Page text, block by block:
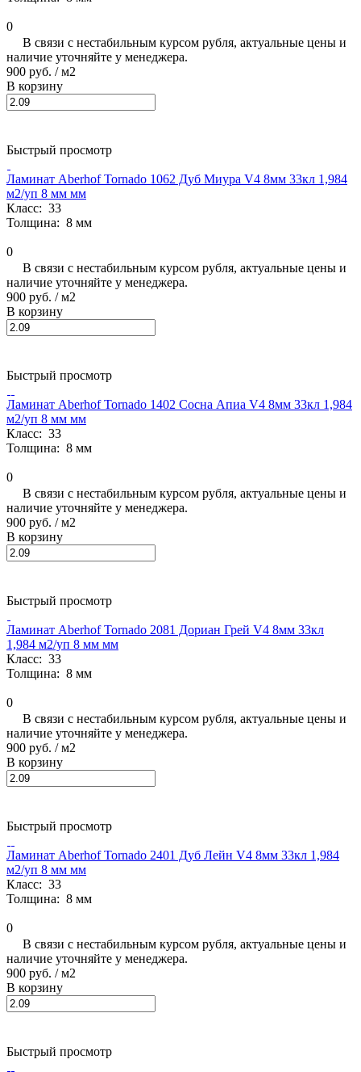
0
В связи с нестабильным курсом рубля, актуальные цены и
наличие уточняйте у менеджера.
900 руб. / м2
В корзину
Быстрый просмотр
Ламинат Aberhof Tornado 1062 Дуб Миура V4 8мм 33кл 1,984
м2/уп 8 мм мм
Класс: 33
Толщина: 8 мм
0
В связи с нестабильным курсом рубля, актуальные цены и
наличие уточняйте у менеджера.
900 руб. / м2
В корзину
Быстрый просмотр
Ламинат Aberhof Tornado 1402 Сосна Апиа V4 8мм 33кл 1,984
м2/уп 8 мм мм
Класс: 33
Толщина: 8 мм
0
В связи с нестабильным курсом рубля, актуальные цены и
наличие уточняйте у менеджера.
900 руб. / м2
В корзину
Быстрый просмотр
Ламинат Aberhof Tornado 2081 Дориан Грей V4 8мм 33кл
1,984 м2/уп 8 мм мм
Класс: 33
Толщина: 8 мм
0
В связи с нестабильным курсом рубля, актуальные цены и
наличие уточняйте у менеджера.
900 руб. / м2
В корзину
Быстрый просмотр
Ламинат Aberhof Tornado 2401 Дуб Лейн V4 8мм 33кл 1,984
м2/уп 8 мм мм
Класс: 33
Толщина: 8 мм
0
В связи с нестабильным курсом рубля, актуальные цены и
наличие уточняйте у менеджера.
900 руб. / м2
В корзину
Быстрый просмотр